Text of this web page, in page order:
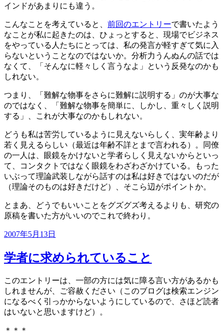
インドがあまりにも違う。
こんなことを考えていると、 前回のエントリーで書いたよう
なことが私に起きたのは、ひょっとすると、現場でビジネス
をやっている人たちにとっては、私の発言が軽すぎて気に入
らないということなのではないか。分析力うんぬんの話では
なくて、「そんなに軽々しく言うなよ」という反発なのかも
しれない。
つまり、「難解な物事をさらに難解に説明する」のが大事な
のではなく、「難解な物事を簡単に、しかし、重々しく説明
する」、これが大事なのかもしれない。
どうも私は苦労しているように見えないらしく、実年齢より
若く見えるらしい（最近は年齢不詳とまで言われる）。同僚
の一人は、眼鏡をかけないと学者らしく見えないからといっ
て、コンタクトではなく眼鏡をわざわざかけている。もった
いぶって理論武装しながら話すのは私は好きではないのだが
（理論そのものは好きだけど）、そこら辺がポイントか。
とまあ、どうでもいいことをグズグズ考えるよりも、研究の
原稿を書いた方がいいのでこれで終わり。
投
日:
2007年5月13日
学者に求められていること
このエントリーは、一部の方には気に障る言い方があるかも
しれませんが、ご容赦ください（このブログは検索エンジン
になるべく引っかからないようにしているので、さほど読者
はいないと思いますけど）。
＊＊＊